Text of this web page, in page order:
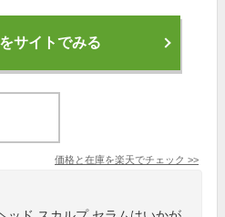
サイトでみる
価格と在庫を楽天でチェック >>